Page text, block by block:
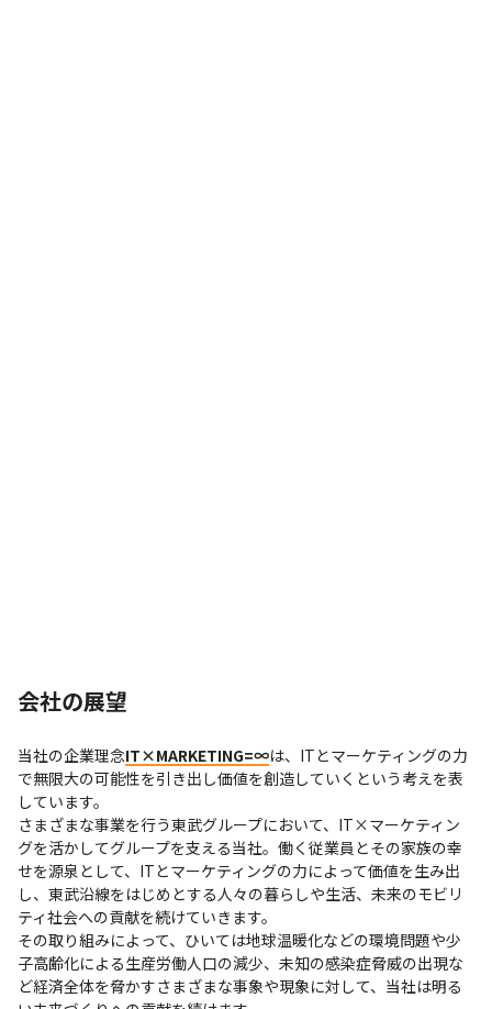
会社の展望
当社の企業理念IT×MARKETING=∞は、ITとマーケティングの力
で無限大の可能性を引き出し価値を創造していくという考えを表
しています。
さまざまな事業を行う東武グループにおいて、IT×マーケティン
グを活かしてグループを支える当社。働く従業員とその家族の幸
せを源泉として、ITとマーケティングの力によって価値を生み出
し、東武沿線をはじめとする人々の暮らしや生活、未来のモビリ
ティ社会への貢献を続けていきます。
その取り組みによって、ひいては地球温暖化などの環境問題や少
子高齢化による生産労働人口の減少、未知の感染症脅威の出現な
ど経済全体を脅かすさまざまな事象や現象に対して、当社は明る